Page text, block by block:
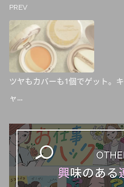
PREV
ツヤもカバーも1個でゲット。キ
ャ...